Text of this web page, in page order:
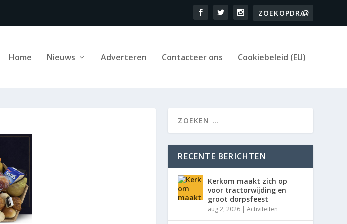
Home Nieuws Adverteren Contacteer ons Cookiebeleid (EU)
RECENTE BERICHTEN
Kerkom maakt zich op
voor tractorwijding en
groot dorpsfeest
aug 2, 2026 |Activiteiten